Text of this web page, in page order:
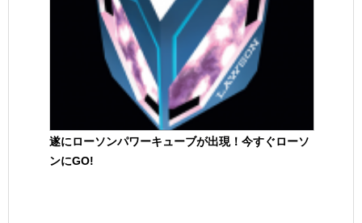
遂にローソンパワーキューブが出現！今すぐローソ
ンにGO!